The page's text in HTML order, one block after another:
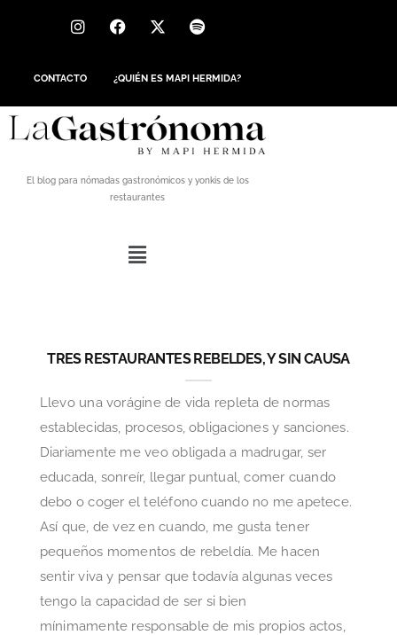
CONTACTO ¿QUIÉN ES MAPI HERMIDA?
El blog para nómadas gastronómicos y yonkis de los
restaurantes
TRES RESTAURANTES REBELDES, Y SIN CAUSA
Llevo una vorágine de vida repleta de normas
establecidas, procesos, obligaciones y sanciones.
Diariamente me veo obligada a madrugar, ser
educada, sonreír, llegar puntual, comer cuando
debo o coger el teléfono cuando no me apetece.
Así que, de vez en cuando, me gusta tener
pequeños momentos de rebeldía. Me hacen
sentir viva y pensar que todavía algunas veces
tengo la capacidad de ser si bien
mínimamente responsable de mis propios actos,